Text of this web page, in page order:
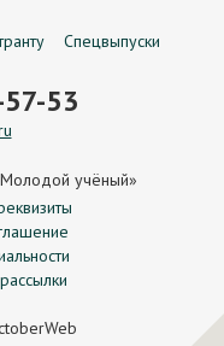
Спецвыпуски
53
учёный»